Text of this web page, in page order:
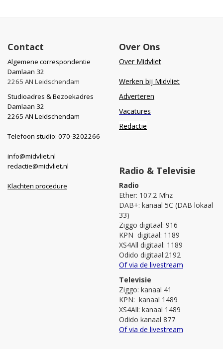
Contact
Algemene correspondentie
Damlaan 32
2265 AN Leidschendam
Studioadres & Bezoekadres
Damlaan 32
2265 AN Leidschendam
Telefoon studio: 070-3202266
info@midvliet.nl
redactie@midvliet.nl
Klachten procedure
Over Ons
Over Midvliet
Werken bij Midvliet
Adverteren
Vacatures
Redactie
Radio & Televisie
Radio
Ether: 107.2 Mhz
DAB+: kanaal 5C (DAB lokaal
33)
Ziggo digitaal: 916
KPN digitaal: 1189
XS4All digitaal: 1189
Odido digitaal:2192
Of via de livestream
Televisie
Ziggo: kanaal 41
KPN: kanaal 1489
XS4All: kanaal 1489
Odido kanaal 877
Of via de livestream